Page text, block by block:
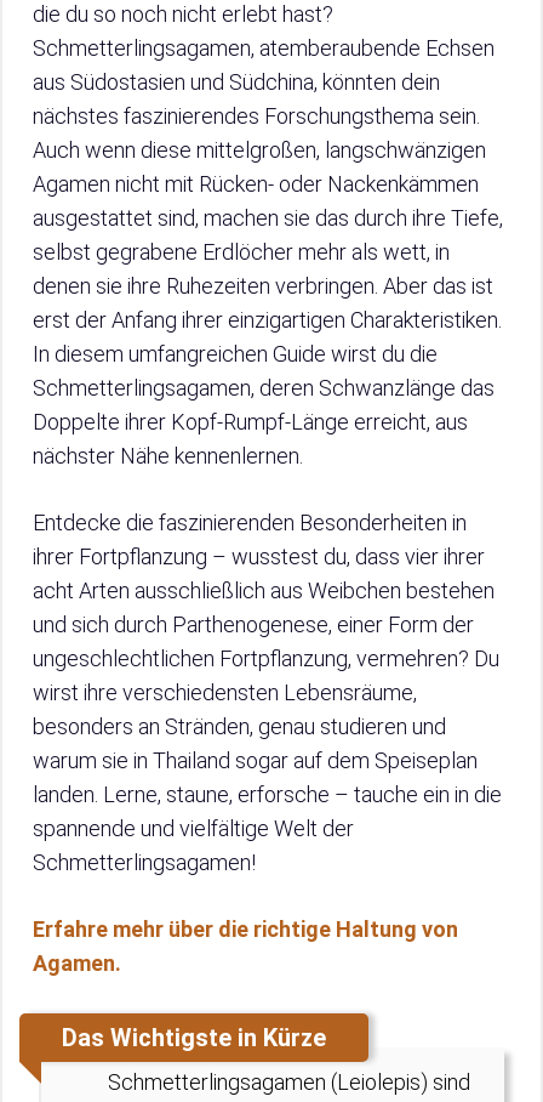
die du so noch nicht erlebt hast?
Schmetterlingsagamen, atemberaubende Echsen
aus Südostasien und Südchina, könnten dein
nächstes faszinierendes Forschungsthema sein.
Auch wenn diese mittelgroßen, langschwänzigen
Agamen nicht mit Rücken- oder Nackenkämmen
ausgestattet sind, machen sie das durch ihre Tiefe,
selbst gegrabene Erdlöcher mehr als wett, in
denen sie ihre Ruhezeiten verbringen. Aber das ist
erst der Anfang ihrer einzigartigen Charakteristiken.
In diesem umfangreichen Guide wirst du die
Schmetterlingsagamen, deren Schwanzlänge das
Doppelte ihrer Kopf-Rumpf-Länge erreicht, aus
nächster Nähe kennenlernen.
Entdecke die faszinierenden Besonderheiten in
ihrer Fortpflanzung – wusstest du, dass vier ihrer
acht Arten ausschließlich aus Weibchen bestehen
und sich durch Parthenogenese, einer Form der
ungeschlechtlichen Fortpflanzung, vermehren? Du
wirst ihre verschiedensten Lebensräume,
besonders an Stränden, genau studieren und
warum sie in Thailand sogar auf dem Speiseplan
landen. Lerne, staune, erforsche – tauche ein in die
spannende und vielfältige Welt der
Schmetterlingsagamen!
Erfahre mehr über die richtige Haltung von
Agamen.
Das Wichtigste in Kürze
Schmetterlingsagamen (Leiolepis) sind